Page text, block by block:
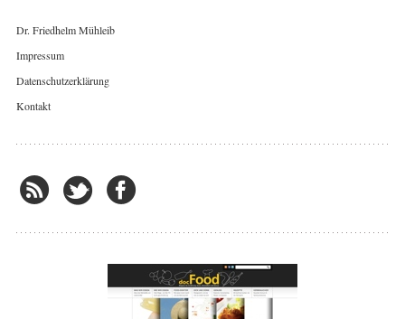
Dr. Friedhelm Mühleib
Impressum
Datenschutzerklärung
Kontakt